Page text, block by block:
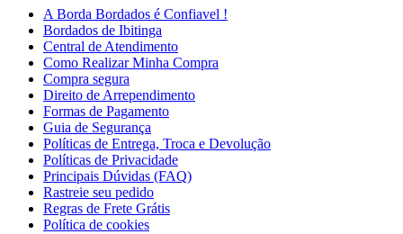
A Borda Bordados é Confiavel !
Bordados de Ibitinga
Central de Atendimento
Como Realizar Minha Compra
Compra segura
Direito de Arrependimento
Formas de Pagamento
Guia de Segurança
Políticas de Entrega, Troca e Devolução
Políticas de Privacidade
Principais Dúvidas (FAQ)
Rastreie seu pedido
Regras de Frete Grátis
Política de cookies